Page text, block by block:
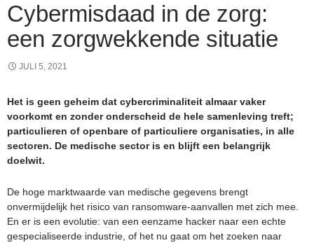
Cybermisdaad in de zorg:
een zorgwekkende situatie
JULI 5, 2021
Het is geen geheim dat cybercriminaliteit almaar vaker
voorkomt en zonder onderscheid de hele samenleving treft;
particulieren of openbare of particuliere organisaties, in alle
sectoren. De medische sector is en blijft een belangrijk
doelwit.
De hoge marktwaarde van medische gegevens brengt
onvermijdelijk het risico van ransomware-aanvallen met zich mee.
En er is een evolutie: van een eenzame hacker naar een echte
gespecialiseerde industrie, of het nu gaat om het zoeken naar